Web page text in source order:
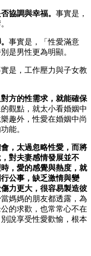
協調與幸福。 事實是，
事實是，「性愛滿意
是男性更為明顯。
是，工作壓力與子女教
方的性需求，就能確保
觀點，就太小看婚姻中
趣外，性愛在婚姻中尚
能。
，太過忽略性愛，而將
對夫妻感情發展並不
，愛的感覺與熱度，就
公事，缺乏激情與變
力更大，很容易製造彼
媽媽的朋友都透露，為
的求歡，也常常心不在
說享受性愛歡愉，根本